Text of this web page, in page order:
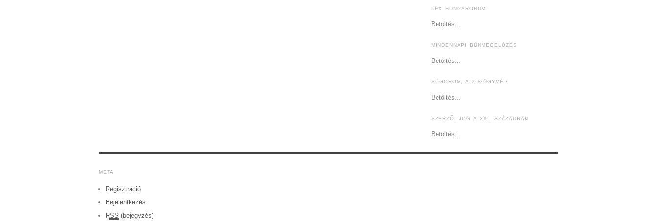
LEX HUNGARORUM
Betöltés...
MINDENNAPI BŰNMEGELŐZÉS
Betöltés...
SÓGOROM, A ZUGÜGYVÉD
Betöltés...
SZERZŐI JOG A XXI. SZÁZADBAN
Betöltés...
META
Regisztráció
Bejelentkezés
RSS (bejegyzés)